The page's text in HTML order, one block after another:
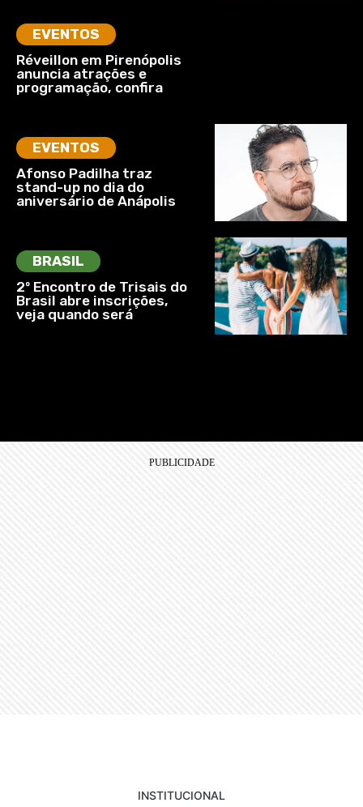
EVENTOS
Réveillon em Pirenópolis
anuncia atrações e
programação, confira
EVENTOS
Afonso Padilha traz
stand-up no dia do
aniversário de Anápolis
BRASIL
2º Encontro de Trisais do
Brasil abre inscrições,
veja quando será
INSTITUCIONAL